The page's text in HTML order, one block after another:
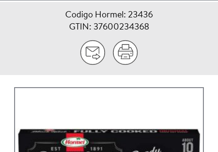
Codigo Hormel: 23436
GTIN: 37600234368